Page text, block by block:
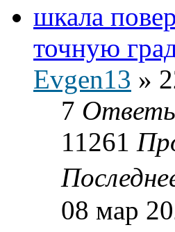
шкала
точную
Evgen13 »
7
11261
08 мар